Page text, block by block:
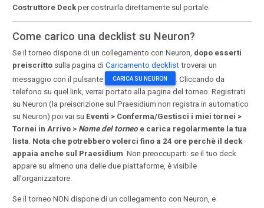
Costruttore Deck per costruirla direttamente sul portale.
Come carico una decklist su Neuron?
Se il torneo dispone di un collegamento con Neuron, dopo esserti
preiscritto sulla pagina di Caricamento decklist troverai un
messaggio con il pulsante
CARICA SU NEURON
. Cliccando da
telefono su quel link, verrai portato alla pagina del torneo. Registrati
su Neuron (la preiscrizione sul Praesidium non registra in automatico
su Neuron) poi vai su Eventi > Conferma/Gestisci i miei tornei >
Tornei in Arrivo > Nome del torneo e carica regolarmente la tua
lista. Nota che potrebbero volerci fino a 24 ore perchè il deck
appaia anche sul Praesidium. Non preoccuparti: se il tuo deck
appare su almeno una delle due piattaforme, è visibile
all'organizzatore.
Se il torneo NON dispone di un collegamento con Neuron, e